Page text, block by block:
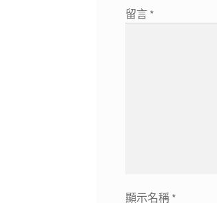
留言 *
顯示名稱 *